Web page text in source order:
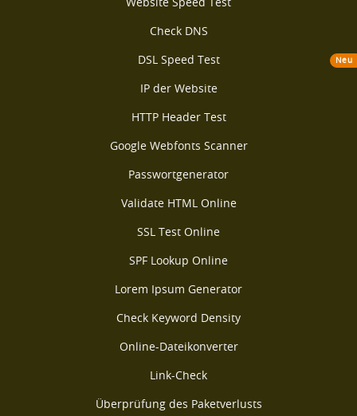
Check DNS
DSL Speed Test
Neu
IP der Website
HTTP Header Test
Google Webfonts Scanner
Passwortgenerator
Validate HTML Online
SSL Test Online
SPF Lookup Online
Lorem Ipsum Generator
Check Keyword Density
Online-Dateikonverter
Link-Check
Überprüfung des Paketverlusts